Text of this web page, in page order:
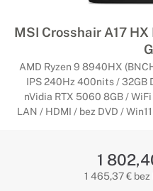
MSI Crosshair A17 HX
AMD Ryzen 9 8940HX
IPS 240Hz 400nits / 32GB
nVidia RTX 5060 8GB /
LAN / HDMI / bez DVD /
1
1 465,37 € bez